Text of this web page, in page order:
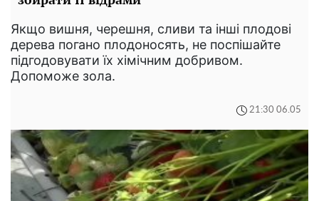
Якщо вишня, черешня, сливи та інші плодові
дерева погано плодоносять, не поспішайте
підгодовувати їх хімічним добривом.
Допоможе зола.
21:30 06.05